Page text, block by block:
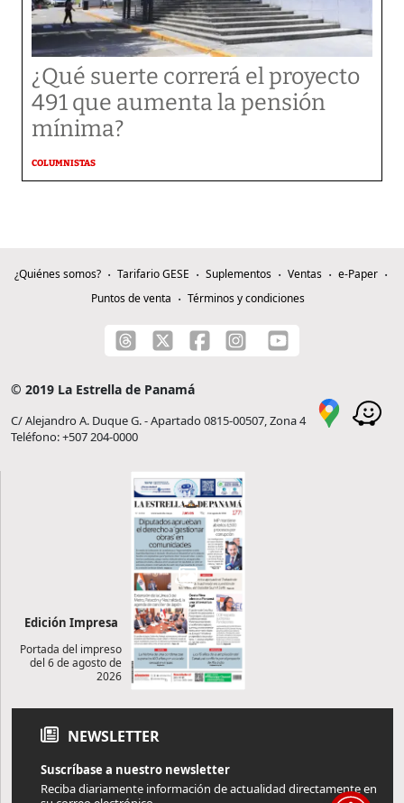
¿Qué suerte correrá el proyecto
491 que aumenta la pensión
mínima?
COLUMNISTAS
¿Quiénes somos? Tarifario GESE Suplementos Ventas
e-Paper
Puntos de venta
Términos y condiciones
© 2019 La Estrella de Panamá
C/ Alejandro A. Duque G. - Apartado 0815-00507, Zona 4
Teléfono: +507 204-0000
Edición Impresa
Portada del impreso
del 6 de agosto de
2026
NEWSLETTER
Suscríbase a nuestro newsletter
Reciba diariamente información de actualidad directamente en